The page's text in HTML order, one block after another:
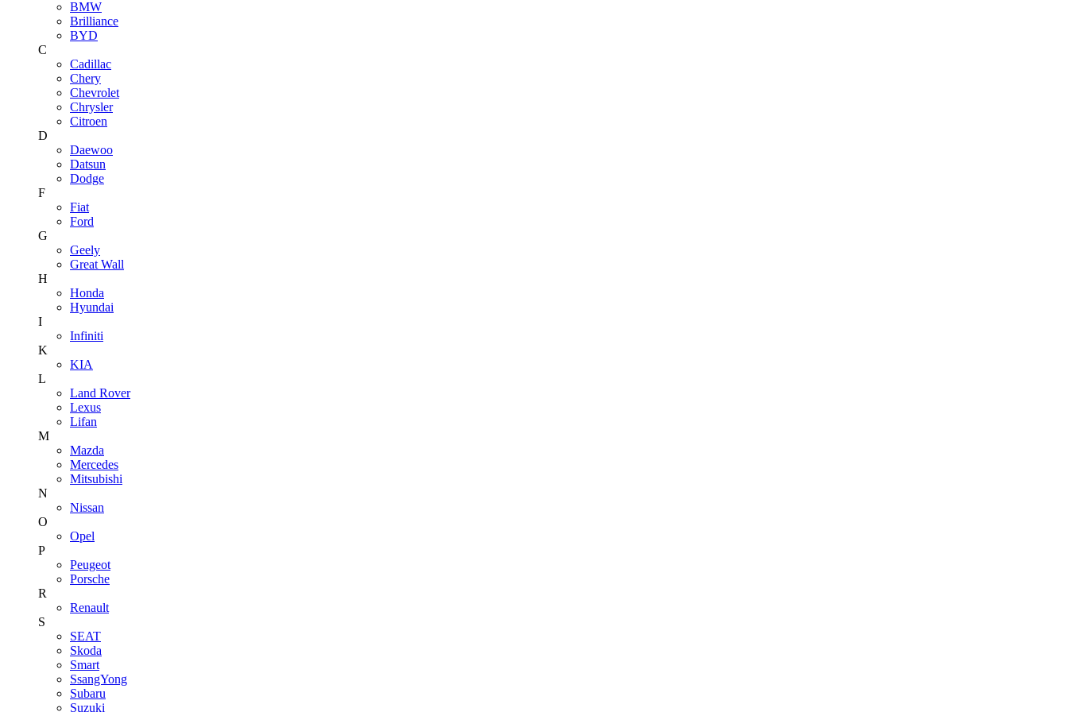
BMW
Brilliance
BYD
C
Cadillac
Chery
Chevrolet
Chrysler
Citroen
D
Daewoo
Datsun
Dodge
F
Fiat
Ford
G
Geely
Great Wall
H
Honda
Hyundai
I
Infiniti
K
KIA
L
Land Rover
Lexus
Lifan
M
Mazda
Mercedes
Mitsubishi
N
Nissan
O
Opel
P
Peugeot
Porsche
R
Renault
S
SEAT
Skoda
Smart
SsangYong
Subaru
Suzuki